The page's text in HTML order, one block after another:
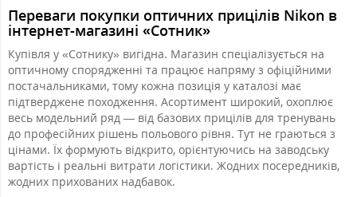
Переваги покупки оптичних прицілів Nikon в
інтернет-магазині «Сотник»
Купівля у «Сотнику» вигідна. Магазин спеціалізується на
оптичному спорядженні та працює напряму з офіційними
постачальниками, тому кожна позиція у каталозі має
підтверджене походження. Асортимент широкий, охоплює
весь модельний ряд — від базових прицілів для тренувань
до професійних рішень польового рівня. Тут не граються з
цінами. Їх формують відкрито, орієнтуючись на заводську
вартість і реальні витрати логістики. Жодних посередників,
жодних прихованих надбавок.